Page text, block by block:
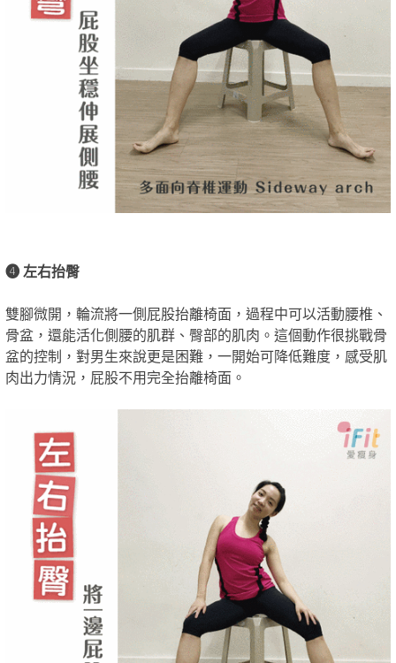
❹ 左右抬臀
雙腳微開，輪流將一側屁股抬離椅面，過程中可以活動腰椎、
骨盆，還能活化側腰的肌群、臀部的肌肉。這個動作很挑戰骨
盆的控制，對男生來說更是困難，一開始可降低難度，感受肌
肉出力情況，屁股不用完全抬離椅面。